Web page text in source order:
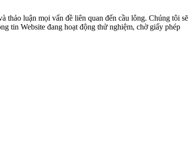
luận mọi vấn đề liên quan đến cầu lông. Chúng tôi sẽ
tin Website đang hoạt động thử nghiệm, chờ giấy phép